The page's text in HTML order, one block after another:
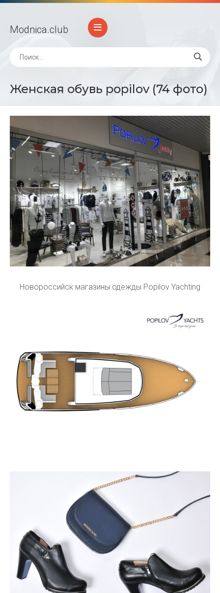
Modnica.club
Женская обувь popilov (74 фото)
Новороссийск магазины одежды Popilov Yachting